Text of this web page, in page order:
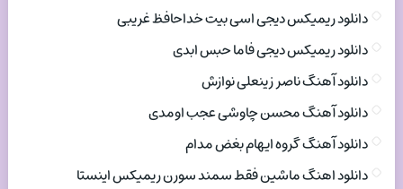
دانلود ریمیکس دیجی اسی بیت خداحافظ غریبی
دانلود ریمیکس دیجی فاما حبس ابدی
دانلود آهنگ ناصر زینعلی نوازش
دانلود آهنگ محسن چاوشی عجب اومدی
دانلود آهنگ گروه ایهام بغض مدام
دانلود اهنگ ماشین فقط سمند سورن ریمیکس اینستا